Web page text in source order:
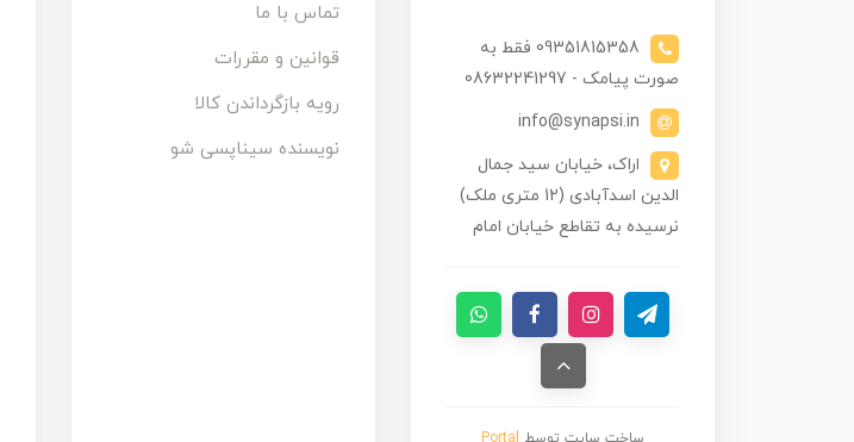
09351815358 فقط به
صورت پیامک - 08632241297
info@synapsi.in
اراک، خیابان سید جمال
الدین اسدآبادی (12 متری ملک)
نرسیده به تقاطع خیابان امام
تماس با ما
قوانین و مقررات
رویه بازگرداندن کالا
نویسنده سیناپسی شو